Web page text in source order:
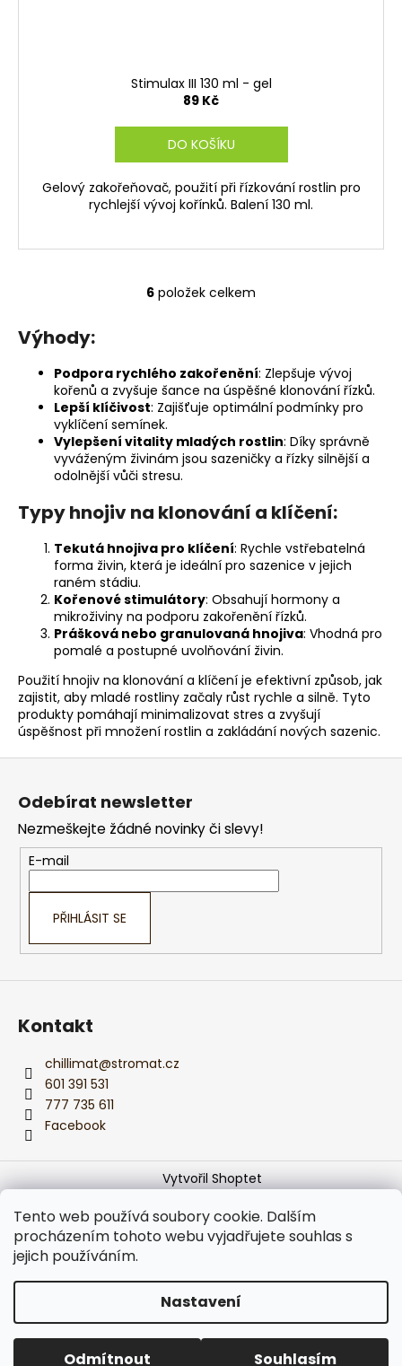
Tento web používá soubory cookie. Dalším
procházením tohoto webu vyjadřujete souhlas s
jejich používáním.
Nastavení
Odmítnout Souhlasím
Stimulax III 130 ml - gel
89 Kč
DO KOŠÍKU
Gelový zakořeňovač, použití při řízkování rostlin pro
rychlejší vývoj kořínků. Balení 130 ml.
O
d
a
c
í
p
k
y
v
ý
p
i
s
u
6 položek celkem
Výhody:
Podpora rychlého zakořenění: Zlepšuje vývoj
kořenů a zvyšuje šance na úspěšné klonování řízků.
Lepší klíčivost: Zajišťuje optimální podmínky pro
vyklíčení semínek.
Vylepšení vitality mladých rostlin: Díky správně
vyváženým živinám jsou sazeničky a řízky silnější a
odolnější vůči stresu.
Typy hnojiv na klonování a klíčení:
Tekutá hnojiva pro klíčení: Rychle vstřebatelná
forma živin, která je ideální pro sazenice v jejich
raném stádiu.
Kořenové stimulátory: Obsahují hormony a
mikroživiny na podporu zakořenění řízků.
Prášková nebo granulovaná hnojiva: Vhodná pro
pomalé a postupné uvolňování živin.
Použití hnojiv na klonování a klíčení je efektivní způsob, jak
zajistit, aby mladé rostliny začaly růst rychle a silně. Tyto
produkty pomáhají minimalizovat stres a zvyšují
úspěšnost při množení rostlin a zakládání nových sazenic.
Z
Odebírat newsletter
Nezmeškejte žádné novinky či slevy!
E-mail
PŘIHLÁSIT SE
Kontakt
chillimat@stromat.cz
601 391 531
777 735 611
Facebook
Vytvořil Shoptet
vyhrazena.Upravit nastavení cookies
Podle zákona o evidenci tržeb je prodávající povinen
vystavit kupujícímu účtenku.
Zároveň je povinen zaevidovat přijatou tržbu u správce
daně online; v případě technického výpadku pak